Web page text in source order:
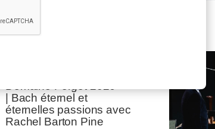
Domaine Forget 2026
| Bach éternel et
éternelles passions avec
Rachel Barton Pine